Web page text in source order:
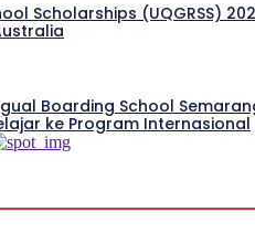
Scholarships (UQGRSS)
Boarding School
ke Program Internasional